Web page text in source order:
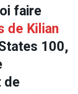
faire
de Kilian
100,
de